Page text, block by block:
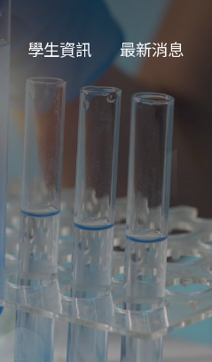
學生資訊
大學部
系學會
碩士班
博士班
指導教授收受碩班
生資訊
學位論文口試
最新消息
榮譽榜
演講公告
活動花絮
獎學金公告